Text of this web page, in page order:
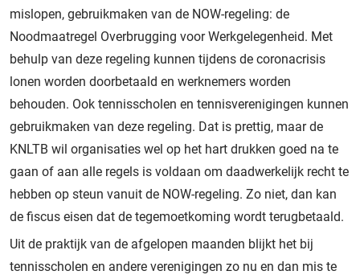
mislopen, gebruikmaken van de NOW-regeling: de
Noodmaatregel Overbrugging voor Werkgelegenheid. Met
behulp van deze regeling kunnen tijdens de coronacrisis
lonen worden doorbetaald en werknemers worden
behouden. Ook tennisscholen en tennisverenigingen kunnen
gebruikmaken van deze regeling. Dat is prettig, maar de
KNLTB wil organisaties wel op het hart drukken goed na te
gaan of aan alle regels is voldaan om daadwerkelijk recht te
hebben op steun vanuit de NOW-regeling. Zo niet, dan kan
de fiscus eisen dat de tegemoetkoming wordt terugbetaald.
Uit de praktijk van de afgelopen maanden blijkt het bij
tennisscholen en andere verenigingen zo nu en dan mis te